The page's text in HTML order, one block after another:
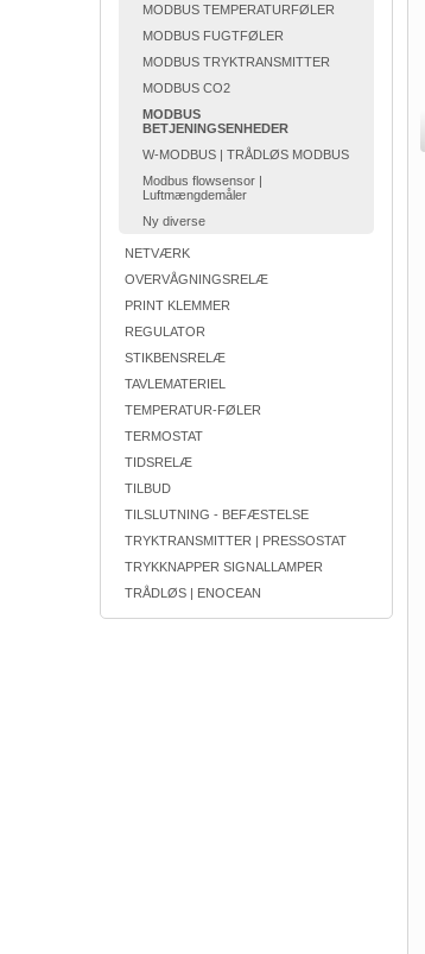
MODBUS TEMPERATURFØLER
MODBUS FUGTFØLER
MODBUS TRYKTRANSMITTER
MODBUS CO2
MODBUS
BETJENINGSENHEDER
W-MODBUS | TRÅDLØS MODBUS
Modbus flowsensor |
Luftmængdemåler
Ny diverse
NETVÆRK
OVERVÅGNINGSRELÆ
PRINT KLEMMER
REGULATOR
STIKBENSRELÆ
TAVLEMATERIEL
TEMPERATUR-FØLER
TERMOSTAT
TIDSRELÆ
TILBUD
TILSLUTNING - BEFÆSTELSE
TRYKTRANSMITTER | PRESSOSTAT
TRYKKNAPPER SIGNALLAMPER
TRÅDLØS | ENOCEAN